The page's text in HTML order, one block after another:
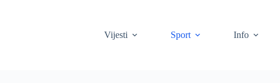
Vijesti
Sport Info